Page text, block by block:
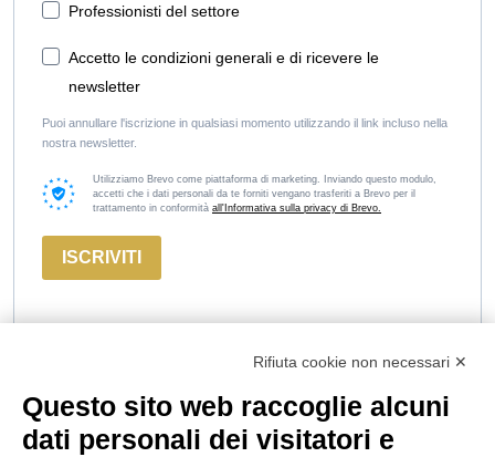
Professionisti del settore
Accetto le condizioni generali e di ricevere le
newsletter
Puoi annullare l'iscrizione in qualsiasi momento utilizzando il link incluso nella
nostra newsletter.
Utilizziamo Brevo come piattaforma di marketing. Inviando questo modulo,
accetti che i dati personali da te forniti vengano trasferiti a Brevo per il
trattamento in conformità all'Informativa sulla privacy di Brevo.
ISCRIVITI
Marco
Felluga
Russiz
Superiore
Area
Legale
Rifiuta cookie non necessari ✕
Questo sito web raccoglie alcuni
dati personali dei visitatori e